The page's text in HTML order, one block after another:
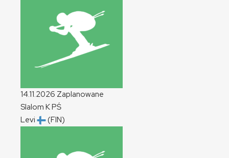
14.11.2026 Zaplanowane
Slalom KPŚ
Levi
(FIN)